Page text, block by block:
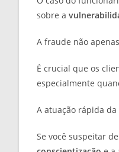
sobre a
A fraude não
É crucial que os
especialmente
A atuação rápida
Se você suspeitar